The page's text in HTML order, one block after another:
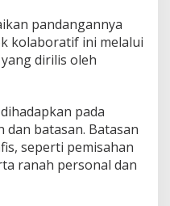
pandangannya
kolaboratif ini melalui
dirilis oleh
pada
batasan. Batasan
seperti pemisahan
ranah personal dan